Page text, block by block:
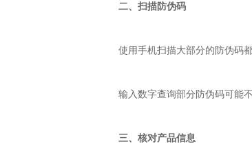
二、扫描防伪码
使用手机扫描大部分的防伪码
输入数字查询部分防伪码可能
三、核对产品信息